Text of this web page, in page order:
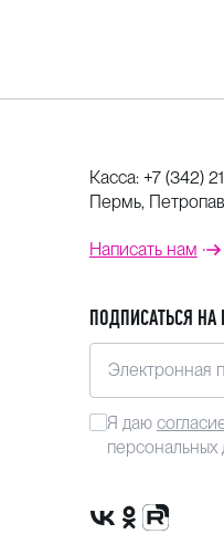
Касса: +7 (342)
Пермь,
Написать нам
ПОДПИСАТЬСЯ НА
Электронная
Я даю
персональных